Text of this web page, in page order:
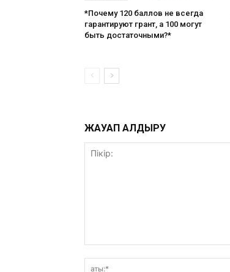
*Почему 120 баллов не всегда
гарантируют грант, а 100 могут
быть достаточными?*
ЖАУАП ҚАЛДЫРУ